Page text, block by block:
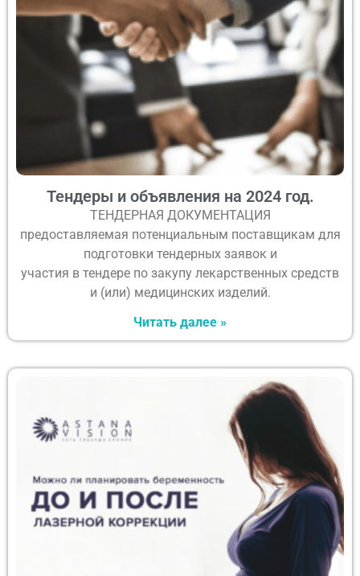
Тендеры и объявления на 2024 год.
ТЕНДЕРНАЯ ДОКУМЕНТАЦИЯ
предоставляемая потенциальным поставщикам для
подготовки тендерных заявок и
участия в тендере по закупу лекарственных средств
и (или) медицинских изделий.
Читать далее »